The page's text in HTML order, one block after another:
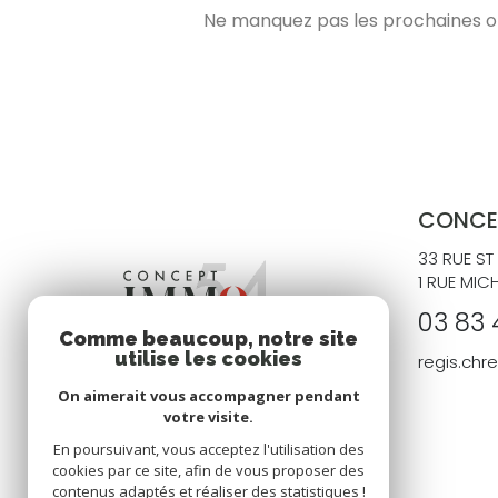
Ne manquez pas les prochaines
33 RUE
1 RUE
03 83
Comme beaucoup, notre site
utilise les cookies
On aimerait vous accompagner pendant
votre visite.
En poursuivant, vous acceptez l'utilisation des
cookies par ce site, afin de vous proposer des
contenus adaptés et réaliser des statistiques !